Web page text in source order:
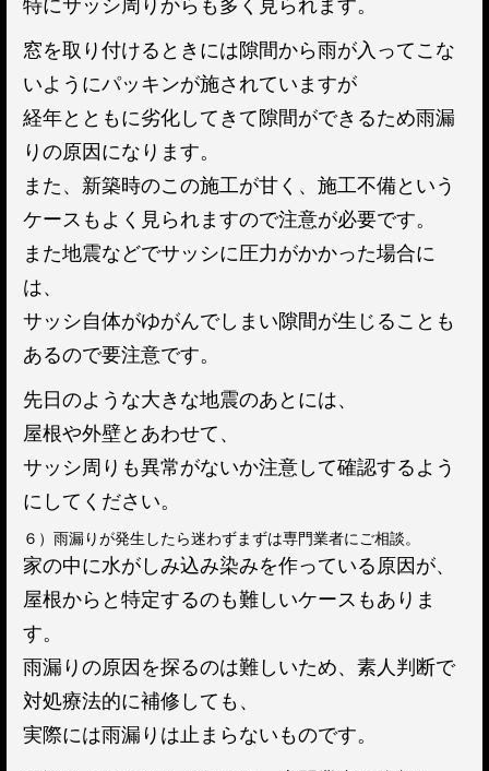
特にサッシ周りからも多く見られます。
窓を取り付けるときには隙間から雨が入ってこな
いようにパッキンが施されていますが
経年とともに劣化してきて隙間ができるため雨漏
りの原因になります。
また、新築時のこの施工が甘く、施工不備という
ケースもよく見られますので注意が必要です。
また地震などでサッシに圧力がかかった場合に
は、
サッシ自体がゆがんでしまい隙間が生じることも
あるので要注意です。
先日のような大きな地震のあとには、
屋根や外壁とあわせて、
サッシ周りも異常がないか注意して確認するよう
にしてください。
６）雨漏りが発生したら迷わずまずは専門業者にご相談。
家の中に水がしみ込み染みを作っている原因が、
屋根からと特定するのも難しいケースもありま
す。
雨漏りの原因を探るのは難しいため、素人判断で
対処療法的に補修しても、
実際には雨漏りは止まらないものです。